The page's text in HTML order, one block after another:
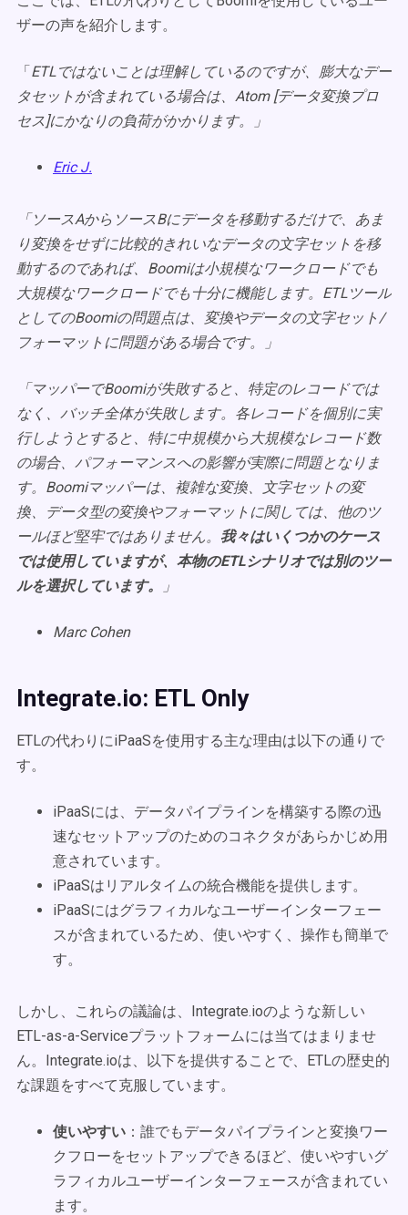
ザーの声を紹介します。
「ETLではないことは理解しているのですが、膨大なデー
タセットが含まれている場合は、Atom [データ変換プロ
セス]にかなりの負荷がかかります。」
Eric J.
「ソースAからソースBにデータを移動するだけで、あま
り変換をせずに比較的きれいなデータの文字セットを移
動するのであれば、Boomiは小規模なワークロードでも
大規模なワークロードでも十分に機能します。ETLツール
としてのBoomiの問題点は、変換やデータの文字セット/
フォーマットに問題がある場合です。」
「マッパーでBoomiが失敗すると、特定のレコードでは
なく、バッチ全体が失敗します。各レコードを個別に実
行しようとすると、特に中規模から大規模なレコード数
の場合、パフォーマンスへの影響が実際に問題となりま
す。Boomiマッパーは、複雑な変換、文字セットの変
換、データ型の変換やフォーマットに関しては、他のツ
ールほど堅牢ではありません。 我々はいくつかのケース
では使用していますが、本物のETLシナリオでは別のツー
ルを選択しています。
」
Marc Cohen
Integrate.io: ETL Only
ETLの代わりにiPaaSを使用する主な理由は以下の通りで
す。
iPaaSには、データパイプラインを構築する際の迅
速なセットアップのためのコネクタがあらかじめ用
意されています。
iPaaSはリアルタイムの統合機能を提供します。
iPaaSにはグラフィカルなユーザーインターフェー
スが含まれているため、使いやすく、操作も簡単で
す。
しかし、これらの議論は、Integrate.ioのような新しい
ETL-as-a-Serviceプラットフォームには当てはまりませ
ん。Integrate.ioは、以下を提供することで、ETLの歴史的
な課題をすべて克服しています。
使いやすい ：誰でもデータパイプラインと変換ワー
クフローをセットアップできるほど、使いやすいグ
ラフィカルユーザーインターフェースが含まれてい
ます。